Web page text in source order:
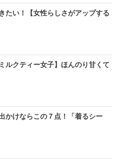
たい！【女性らしさがアップする
ルクティー女子】ほんのり甘くて
かけならこの７点！「着るシー